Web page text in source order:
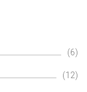
(6)
(12)